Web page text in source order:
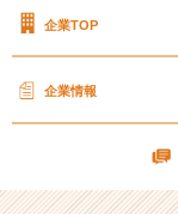
企業TOP
企業情報